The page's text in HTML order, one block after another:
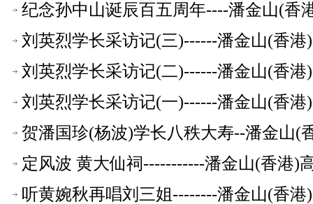
纪念孙中山诞辰百五周年----潘金山(香
刘英烈学长采访记(三)------潘金山(香港
刘英烈学长采访记(二)------潘金山(香港
刘英烈学长采访记(一)------潘金山(香港
贺潘国珍(杨波)学长八秩大寿--潘金山(
定风波 黄大仙祠-----------潘金山(香港)
听黄婉秋再唱刘三姐--------潘金山(香